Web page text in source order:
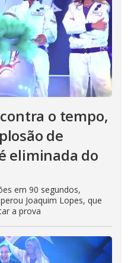
o tempo,
de
eliminada do
em 90 segundos,
Joaquim Lopes, que
a prova